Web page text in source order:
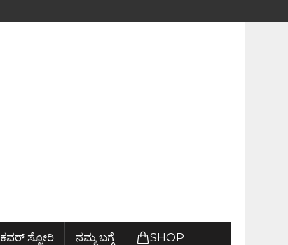
ಕವರ್ ಸ್ಟೋರಿ ನಮ್ಮ ಬಗ್ಗೆ SHOP